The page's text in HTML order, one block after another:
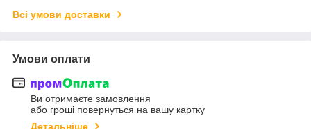
Всі умови доставки
Умови оплати
Ви отримаєте замовлення
або гроші повернуться на вашу картку
Детальніше